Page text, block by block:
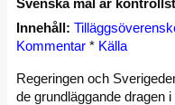
Innehåll:
Kommentar * Källa
Regeringen och
de grundläggande dragen